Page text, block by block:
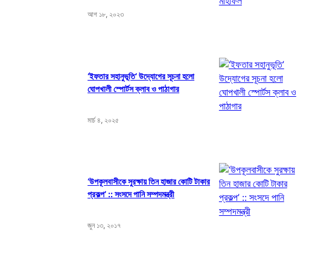
আগ ১৮, ২০২৩
‘ইফতার সহানুভূতি’ উদ্যোগের সূচনা হলো
ঘোপখালী স্পোর্টস ক্লাব ও পাঠাগার
মার্চ ৪, ২০২৫
‘উপকূলবাসীকে সুরক্ষায় তিন হাজার কোটি টাকার
প্রকল্প’ :: সংসদে পানি সম্পদমন্ত্রী
জুন ১৩, ২০১৭